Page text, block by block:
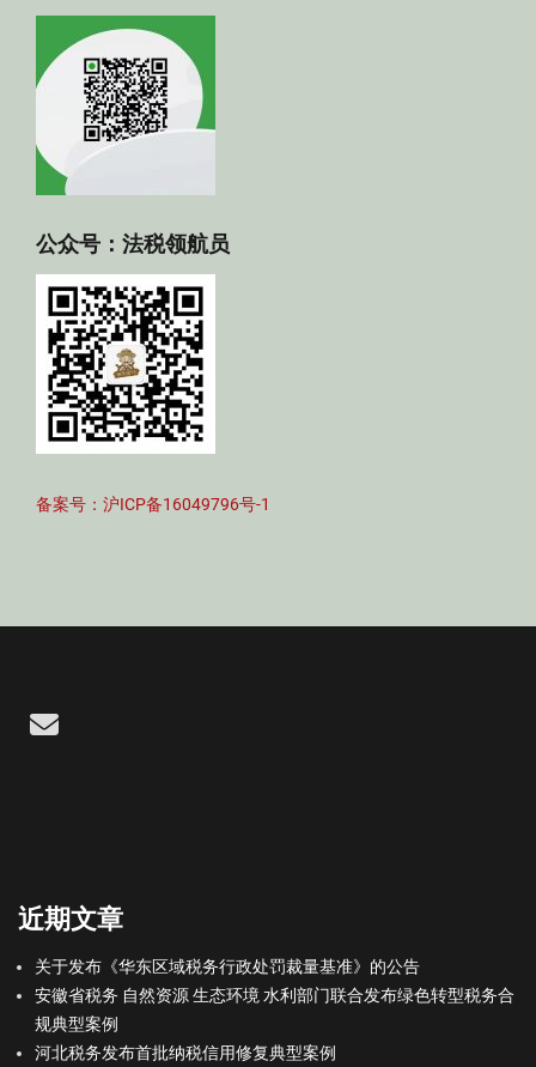
公众号：法税领航员
备案号：沪ICP备16049796号-1
Email
近期文章
关于发布《华东区域税务行政处罚裁量基准》的公告
安徽省税务 自然资源 生态环境 水利部门联合发布绿色转型税务合
规典型案例
河北税务发布首批纳税信用修复典型案例